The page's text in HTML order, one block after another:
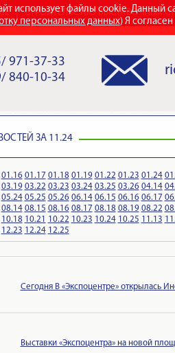
использует файлы cookie. Данный
персональных данных) Я
СТРОИТЕЛЬСТВО ВЫСТАВОЧНЫХ
971-37-33
840-10-34
ЗА 11.24
01.16 01.17 01.18 01.19 01.22 01.23 01.24
03.19 03.22 03.23 03.24 03.25 03.26 04.14
05.24 05.25 05.26 06.14 06.15 06.16 06.17
08.14 08.15 08.16 08.17 08.18 08.19 08.22
10.18 10.21 10.22 10.23 10.24 10.25 11.13
12.23 12.24 12.25
Сегодня В «Экспоцентре» открылась
Выставки «Экспоцентра» на новой